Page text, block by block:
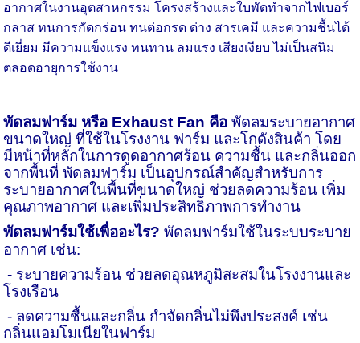
อากาศในงานอุตสาหกรรม โครงสร้างและใบพัดทำจากไฟเบอร์
กลาส ทนการกัดกร่อน ทนต่อกรด ด่าง สารเคมี และความชื้นได้
ดีเยี่ยม มีความแข็งแรง ทนทาน ลมแรง เสียงเงียบ ไม่เป็นสนิม
ตลอดอายุการใช้งาน
พัดลมฟาร์ม หรือ Exhaust Fan คือ พัดลมระบายอากาศ
ขนาดใหญ่ ที่ใช้ในโรงงาน ฟาร์ม และโกดังสินค้า โดย
มีหน้าที่หลักในการดูดอากาศร้อน ความชื้น และกลิ่นออก
จากพื้นที่ พัดลมฟาร์ม เป็นอุปกรณ์สำคัญสำหรับการ
ระบายอากาศในพื้นที่ขนาดใหญ่ ช่วยลดความร้อน เพิ่ม
คุณภาพอากาศ และเพิ่มประสิทธิภาพการทำงาน
พัดลมฟาร์มใช้เพื่ออะไร? พัดลมฟาร์มใช้ในระบบระบาย
อากาศ เช่น:
- ระบายความร้อน ช่วยลดอุณหภูมิสะสมในโรงงานและ
โรงเรือน
- ลดความชื้นและกลิ่น กำจัดกลิ่นไม่พึงประสงค์ เช่น
กลิ่นแอมโมเนียในฟาร์ม